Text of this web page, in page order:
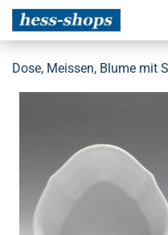
Dose, Meissen, Blume mit